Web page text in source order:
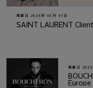
掲載日 2026年 08月 07日
SAINT LAURENT
掲載日